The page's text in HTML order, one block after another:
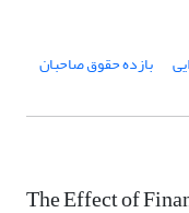
بازده حقوق صاحبان
The Effect of